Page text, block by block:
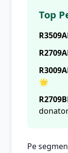
Top
🌟
Pe